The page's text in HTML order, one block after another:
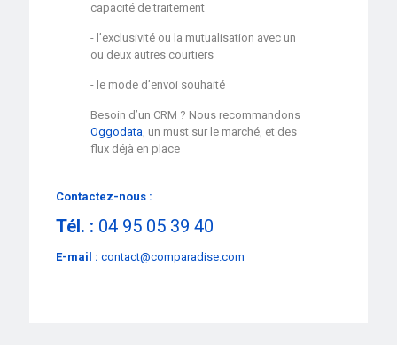
capacité de traitement
- l’exclusivité ou la mutualisation avec un
ou deux autres courtiers
- le mode d’envoi souhaité
Besoin d’un CRM ? Nous recommandons
Oggodata, un must sur le marché, et des
flux déjà en place
Contactez-nous :
Tél. : 04 95 05 39 40
E-mail : contact@comparadise.com